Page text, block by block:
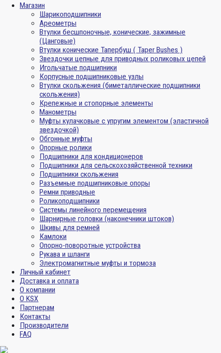
Магазин
Шарикоподшипники
Ареометры
Втулки бесшпоночные, конические, зажимные
(Цанговые)
Втулки конические Тапербуш ( Taper Bushes )
Звездочки цепные для приводных роликовых цепей
Игольчатые подшипники
Корпусные подшипниковые узлы
Втулки скольжения (биметаллические подшипники
скольжения)
Крепежные и стопорные элементы
Манометры
Муфты кулачковые с упругим элементом (эластичной
звездочкой)
Обгонные муфты
Опорные ролики
Подшипники для кондиционеров
Подшипники для сельскохозяйственной техники
Подшипники скольжения
Разъемные подшипниковые опоры
Ремни приводные
Роликоподшипники
Системы линейного перемещения
Шарнирные головки (наконечники штоков)
Шкивы для ремней
Камлоки
Опорно-поворотные устройства
Рукава и шланги
Электромагнитные муфты и тормоза
Личный кабинет
Доставка и оплата
О компании
О KSX
Партнерам
Контакты
Производители
FAQ